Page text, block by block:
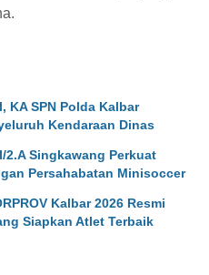
KA SPN Polda Kalbar
Kendaraan Dinas
2.A Singkawang Perkuat
Persahabatan Minisoccer
Kalbar 2026 Resmi
Siapkan Atlet Terbaik